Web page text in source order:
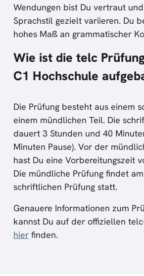
Wendungen bist Du vertraut
Sprachstil gezielt variieren. Du
hohes Maß an grammatischer
Wie ist die telc
C1 Hochschule
Die Prüfung besteht aus einem
einem mündlichen Teil. Die
dauert 3 Stunden und 40
Minuten Pause). Vor der
hast Du eine Vorbereitungszeit
Die mündliche Prüfung findet
schriftlichen Prüfung statt.
Genauere Informationen zum
kannst Du auf der offiziellen
hier finden.